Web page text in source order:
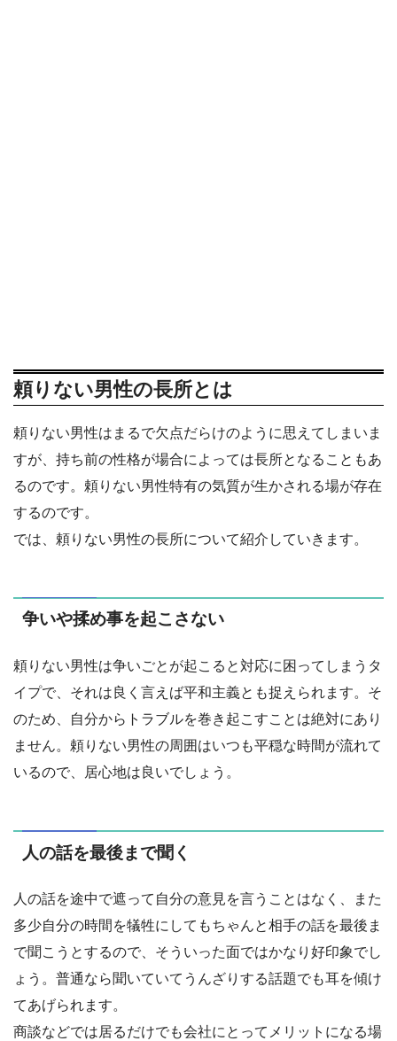
頼りない男性の長所とは
頼りない男性はまるで欠点だらけのように思えてしまいま
すが、持ち前の性格が場合によっては長所となることもあ
るのです。頼りない男性特有の気質が生かされる場が存在
するのです。
では、頼りない男性の長所について紹介していきます。
争いや揉め事を起こさない
頼りない男性は争いごとが起こると対応に困ってしまうタ
イプで、それは良く言えば平和主義とも捉えられます。そ
のため、自分からトラブルを巻き起こすことは絶対にあり
ません。頼りない男性の周囲はいつも平穏な時間が流れて
いるので、居心地は良いでしょう。
人の話を最後まで聞く
人の話を途中で遮って自分の意見を言うことはなく、また
多少自分の時間を犠牲にしてもちゃんと相手の話を最後ま
で聞こうとするので、そういった面ではかなり好印象でし
ょう。普通なら聞いていてうんざりする話題でも耳を傾け
てあげられます。
商談などでは居るだけでも会社にとってメリットになる場